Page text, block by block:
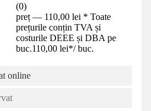
(0)
preț — 110,00 lei * Toate
prețurile conțin TVA și
costurile DEEE și DBA pe
buc.110,00 lei*/ buc.
online